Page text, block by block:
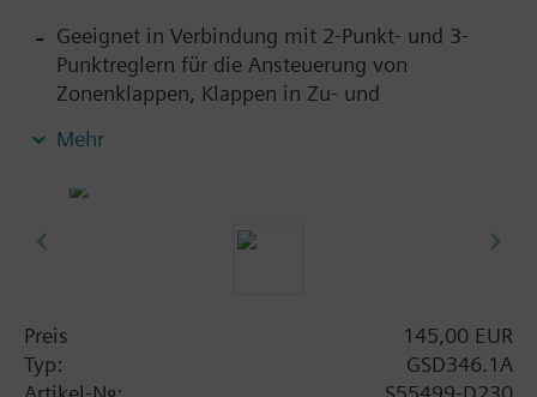
Geeignet in Verbindung mit 2-Punkt- und 3-
Punktreglern für die Ansteuerung von
Zonenklappen, Klappen in Zu- und
Für Achsdurchmesser 8...15 mm, Vierkant 6...11
Anschlusskabel 0,9 m
Mehr
Preis
145,00 EUR
Typ:
GSD346.1A